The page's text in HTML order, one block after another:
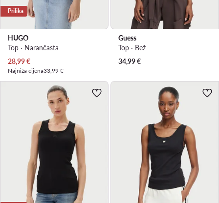
Prilika
HUGO
Top · Narančasta
Trenutna cijena
28,99€
Najniža cijena33,99 €
Guess
Top · Bež
34,99€